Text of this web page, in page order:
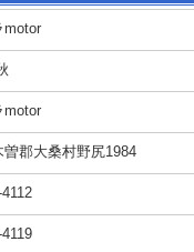
motor
motor
曽郡大桑村野尻1984